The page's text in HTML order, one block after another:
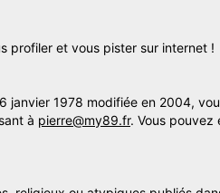
profiler et vous pister sur internet !
1978 modifiée en 2004,
à pierre@my89.fr. Vous pouvez